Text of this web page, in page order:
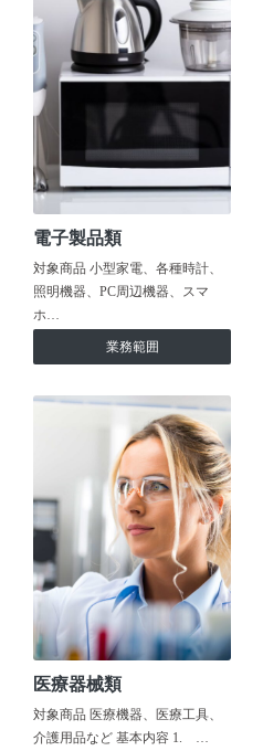
電子製品類
対象商品 小型家電、各種時計、
照明機器、PC周辺機器、スマ
ホ…
業務範囲
医療器械類
対象商品 医療機器、医療工具、
介護用品など 基本内容 1. …